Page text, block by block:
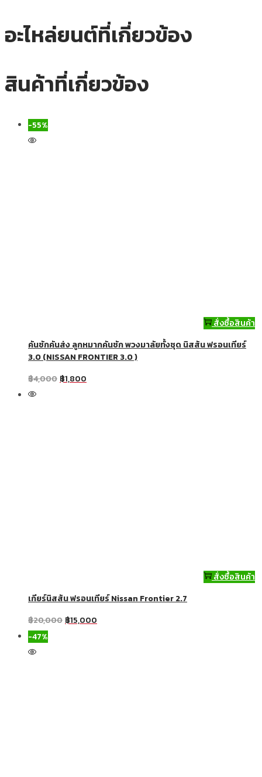
อะไหล่ยนต์ที่เกี่ยวข้อง
สินค้าที่เกี่ยวข้อง
-55%
สั่งซื้อสินค้า
คันชักคันส่ง ลูกหมากคันชัก พวงมาลัยทั้งชุด นิสสัน ฟรอนเทียร์
3.0 (NISSAN FRONTIER 3.0 )
฿4,000 ฿1,800
สั่งซื้อสินค้า
เกียร์นิสสัน ฟรอนเทียร์ Nissan Frontier 2.7
฿20,000฿15,000
-47%